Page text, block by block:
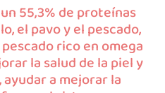
55,3% de proteínas
el pavo y el pescado,
rico en omega
la salud de la piel y
a mejorar la